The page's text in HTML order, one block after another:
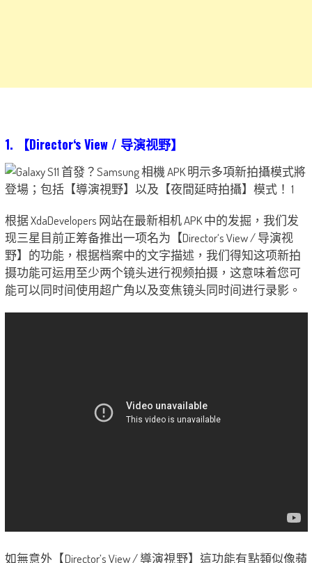
1. 【Director‘s View / 导演视野】
根据 XdaDevelopers 网站在最新相机 APK 中的发掘，我们发
现三星目前正筹备推出一项名为【Director‘s View / 导演视
野】的功能，根据档案中的文字描述，我们得知这项新拍
摄功能可运用至少两个镜头进行视频拍摄，这意味着您可
能可以同时间使用超广角以及变焦镜头同时间进行录影。
如無意外【Director’s View / 導演視野】這功能有點類似像蘋